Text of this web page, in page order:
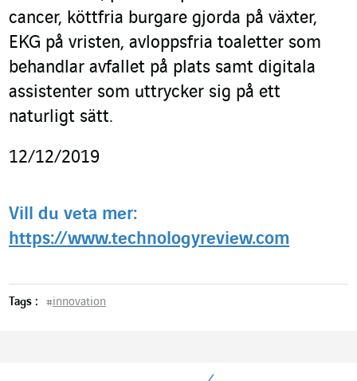
cancer, köttfria burgare gjorda på växter,
EKG på vristen, avloppsfria toaletter som
behandlar avfallet på plats samt digitala
assistenter som uttrycker sig på ett
naturligt sätt.
12/12/2019
Vill du veta mer:
https://www.technologyreview.com
Tags : #innovation